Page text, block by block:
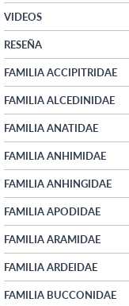
VIDEOS
RESEÑA
FAMILIA ACCIPITRIDAE
FAMILIA ALCEDINIDAE
FAMILIA ANATIDAE
FAMILIA ANHIMIDAE
FAMILIA ANHINGIDAE
FAMILIA APODIDAE
FAMILIA ARAMIDAE
FAMILIA ARDEIDAE
FAMILIA BUCCONIDAE